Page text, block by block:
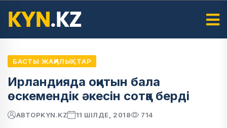
БАСТЫ ЖАҢАЛЫҚТАР
Ирландияда оқитын бала
өскемендік әкесін сотқа берді
АВТОРKYN.KZ 11 ШІЛДЕ, 2018 714